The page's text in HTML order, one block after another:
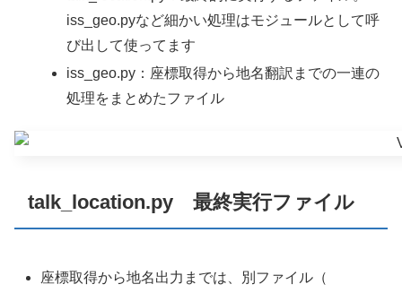
iss_geo.pyなど細かい処理はモジュールとして呼
び出して使ってます
iss_geo.py：座標取得から地名翻訳までの一連の
処理をまとめたファイル
talk_location.py 最終実行ファイル
座標取得から地名出力までは、別ファイル（